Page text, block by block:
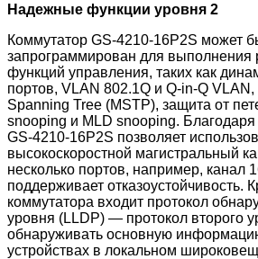
Надежные функции уровня 2
Коммутатор GS-4210-16P2S может
запрограммирован для
функций управления, таких как
портов, VLAN 802.1Q и Q-in-Q
Spanning Tree (MSTP), защита от
snooping и MLD snooping. Благодаря
GS-4210-16P2S позволяет
высокоскоростной магистральный
несколько портов, например, канал
поддерживает отказоустойчивость.
коммутатора входит протокол
уровня (LLDP) — протокол второго
обнаруживать основную
устройствах в локальном